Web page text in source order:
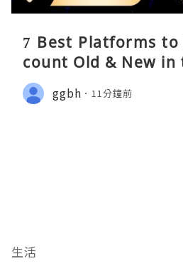
7 Best Platforms to
count Old & New in
ggbh 11分鐘前
生活